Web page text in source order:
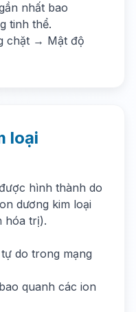
nhất bao
tinh thể.
chặt → Mật độ
loại
hình thành do
dương kim loại
hóa trị).
do trong mạng
quanh các ion